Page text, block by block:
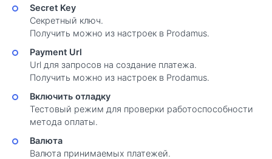
Secret Key
Секретный ключ.
Получить можно из настроек в Prodamus.
Payment Url
Url для запросов на создание платежа.
Получить можно из настроек в Prodamus.
Включить отладку
Тестовый режим для проверки работоспособности
метода оплаты.
Валюта
Валюта принимаемых платежей.